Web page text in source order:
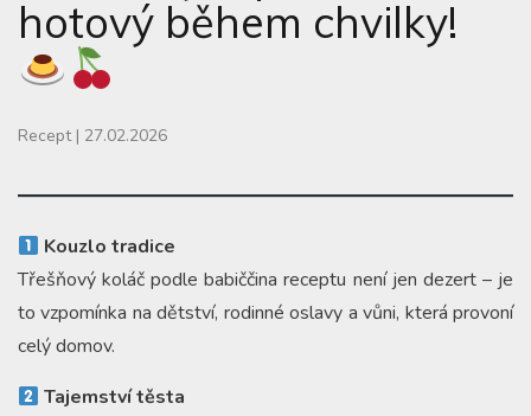
hotový během chvilky!
Recept | 27.02.2026
Kouzlo tradice
Třešňový koláč podle babiččina receptu není jen dezert – je
to vzpomínka na dětství, rodinné oslavy a vůni, která provoní
celý domov.
Tajemství těsta